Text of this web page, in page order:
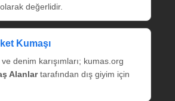
değerlidir.
Kumaşı
denim karışımları; kumas.org
Alanlartarafından dış giyim için